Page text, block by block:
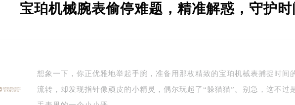
宝珀机械腕表偷停难题，精准解惑，守护
想象一下，你正优雅地举起手腕，准备用那枚精致的宝珀机械表捕捉时间
流转，却发现指针像顽皮的小精灵，偶尔玩起了“躲猫猫”。别急，这不过